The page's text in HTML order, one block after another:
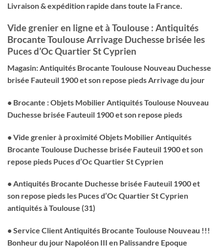
Livraison & expédition rapide dans toute la France.
Vide grenier en ligne et à Toulouse : Antiquités
Brocante Toulouse Arrivage Duchesse brisée les
Puces d’Oc Quartier St Cyprien
Magasin: Antiquités Brocante Toulouse Nouveau Duchesse
brisée Fauteuil 1900 et son repose pieds Arrivage du jour
• Brocante : Objets Mobilier Antiquités Toulouse Nouveau
Duchesse brisée Fauteuil 1900 et son repose pieds
• Vide grenier à proximité Objets Mobilier Antiquités
Brocante Toulouse Duchesse brisée Fauteuil 1900 et son
repose pieds Puces d’Oc Quartier St Cyprien
• Antiquités Brocante Duchesse brisée Fauteuil 1900 et
son repose pieds les Puces d’Oc Quartier St Cyprien
antiquités à Toulouse (31)
• Service Client Antiquités Brocante Toulouse Nouveau !!!
Bonheur du jour Napoléon III en Palissandre Epoque